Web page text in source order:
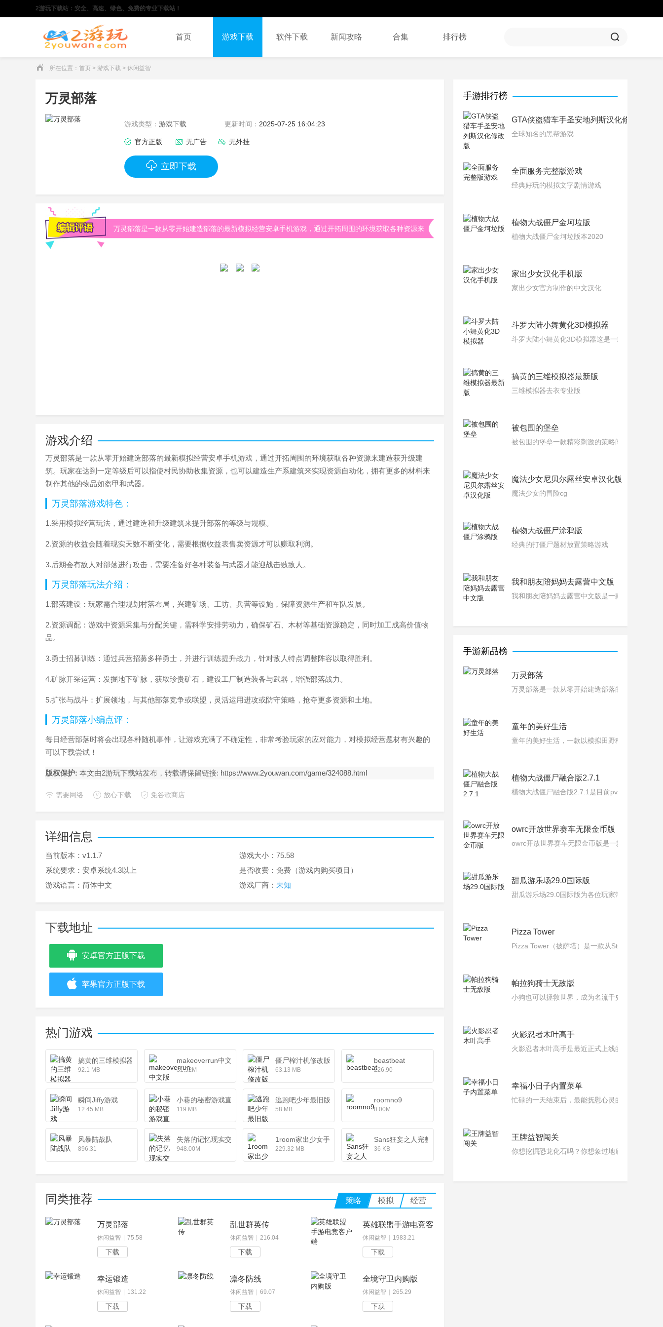
2游玩下载站：安全、高速、绿色、免费的专业下载站！
首页 游戏下载 软件下载 新闻攻略 合集 排行榜
所在位置： 首页 > 游戏下载 > 休闲益智
万灵部落
游戏类型： 游戏下载 更新时间： 2025-07-25 16:04:23
官方正版 无广告 无外挂
立即下载
万灵部落是一款从零开始建造部落的最新模拟经营安卓手机游戏，通过开拓周围的环境获取各种资源来
游戏介绍
万灵部落是一款从零开始建造部落的最新模拟经营安卓手机游戏，通过开拓周围的环境获取各种资源来建造获升级建
筑。玩家在达到一定等级后可以指使村民协助收集资源，也可以建造生产系建筑来实现资源自动化，拥有更多的材料来
制作其他的物品如盔甲和武器。
万灵部落游戏特色：
1.采用模拟经营玩法，通过建造和升级建筑来提升部落的等级与规模。
2.资源的收益会随着现实天数不断变化，需要根据收益表售卖资源才可以赚取利润。
3.后期会有敌人对部落进行攻击，需要准备好各种装备与武器才能迎战击败敌人。
万灵部落玩法介绍：
1.部落建设：玩家需合理规划村落布局，兴建矿场、工坊、兵营等设施，保障资源生产和军队发展。
2.资源调配：游戏中资源采集与分配关键，需科学安排劳动力，确保矿石、木材等基础资源稳定，同时加工成高价值物
品。
3.勇士招募训练：通过兵营招募多样勇士，并进行训练提升战力，针对敌人特点调整阵容以取得胜利。
4.矿脉开采运营：发掘地下矿脉，获取珍贵矿石，建设工厂制造装备与武器，增强部落战力。
5.扩张与战斗：扩展领地，与其他部落竞争或联盟，灵活运用进攻或防守策略，抢夺更多资源和土地。
万灵部落小编点评：
每日经营部落时将会出现各种随机事件，让游戏充满了不确定性，非常考验玩家的应对能力，对模拟经营题材有兴趣的
可以下载尝试！
版权保护: 本文由2游玩下载站发布，转载请保留链接: https://www.2youwan.com/game/324088.html
需要网络 放心下载 免谷歌商店
详细信息
当前版本： v1.1.7 游戏大小： 75.58
系统要求： 安卓系统4.3以上 是否收费： 免费（游戏内购买项目）
游戏语言： 简体中文 游戏厂商： 未知
下载地址
安卓官方正版下载
苹果官方正版下载
热门游戏
搞黄的三维模拟器最新版
92.1 MB
makeoverrun中文版
31.52M
僵尸榨汁机修改版
63.13 MB
beastbeat
226.90
瞬间Jiffy游戏
12.45 MB
小巷的秘密游戏直装版
119 MB
逃跑吧少年最旧版不更新版
58 MB
roomno9
0.00M
风暴陆战队
896.31
失落的记忆现实交替
948.00M
1room家出少女手机中文版（附攻略）
229.32 MB
Sans狂妄之人完整版
36 KB
同类推荐 策略 模拟 经营
万灵部落
休闲益智 75.58
下载
乱世群英传
休闲益智 216.04
下载
英雄联盟手游电竞客户端
休闲益智 1983.21
下载
幸运锻造
休闲益智 131.22
下载
凛冬防线
休闲益智 69.07
下载
全境守卫内购版
休闲益智 265.29
下载
手游排行榜
GTA侠盗猎车手圣安地列斯汉化修改版
全球知名的黑帮游戏
全面服务完整版游戏
经典好玩的模拟文字剧情游戏
植物大战僵尸金坷垃版
植物大战僵尸金坷垃版本2020
家出少女汉化手机版
家出少女官方制作的中文汉化
斗罗大陆小舞黄化3D模拟器
斗罗大陆小舞黄化3D模拟器这是一款非常刺激
搞黄的三维模拟器最新版
三维模拟器去衣专业版
被包围的堡垒
被包围的堡垒一款精彩刺激的策略闯关手游，与
魔法少女尼贝尔露丝安卓汉化版
魔法少女的冒险cg
植物大战僵尸涂鸦版
经典的打僵尸题材放置策略游戏
我和朋友陪妈妈去露营中文版
我和朋友陪妈妈去露营中文版是一款剧情丰富的
手游新品榜
万灵部落
万灵部落是一款从零开始建造部落的最新模拟经
童年的美好生活
童年的美好生活，一款以模拟田野种植玩法的红
植物大战僵尸融合版2.7.1
植物大战僵尸融合版2.7.1是目前pvz融合版的最
owrc开放世界赛车无限金币版
owrc开放世界赛车无限金币版是一款可以在完全
甜瓜游乐场29.0国际版
甜瓜游乐场29.0国际版为各位玩家带来了知名模
Pizza Tower
Pizza Tower（披萨塔）是一款从Steam平台移
帕拉狗骑士无敌版
小狗也可以拯救世界，成为名流千史的英雄！帕
火影忍者木叶高手
火影忍者木叶高手是最近正式上线的卡牌对战类
幸福小日子内置菜单
忙碌的一天结束后，最能抚慰心灵的当然是一桌
王牌益智闯关
你想挖掘恐龙化石吗？你想象过地底下藏着什么